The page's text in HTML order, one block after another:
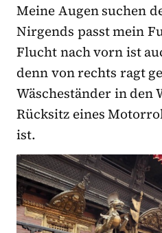
Meine Augen suchen
Nirgends passt mein
Flucht nach vorn ist
denn von rechts ragt
Wäscheständer in den
Rücksitz eines
ist.